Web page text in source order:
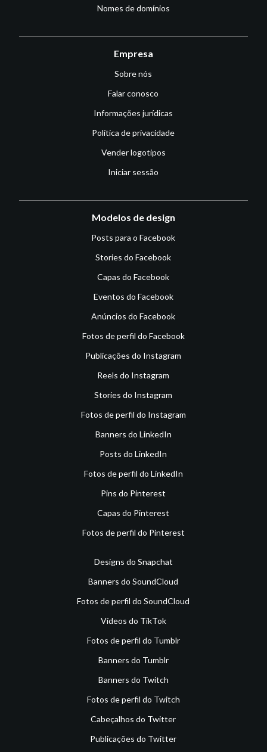
Nomes de domínios
Empresa
Sobre nós
Falar conosco
Informações jurídicas
Política de privacidade
Vender logotipos
Iniciar sessão
Modelos de design
Posts para o Facebook
Stories do Facebook
Capas do Facebook
Eventos do Facebook
Anúncios do Facebook
Fotos de perfil do Facebook
Publicações do Instagram
Reels do Instagram
Stories do Instagram
Fotos de perfil do Instagram
Banners do LinkedIn
Posts do LinkedIn
Fotos de perfil do LinkedIn
Pins do Pinterest
Capas do Pinterest
Fotos de perfil do Pinterest
Designs do Snapchat
Banners do SoundCloud
Fotos de perfil do SoundCloud
Vídeos do TikTok
Fotos de perfil do Tumblr
Banners do Tumblr
Banners do Twitch
Fotos de perfil do Twitch
Cabeçalhos do Twitter
Publicações do Twitter